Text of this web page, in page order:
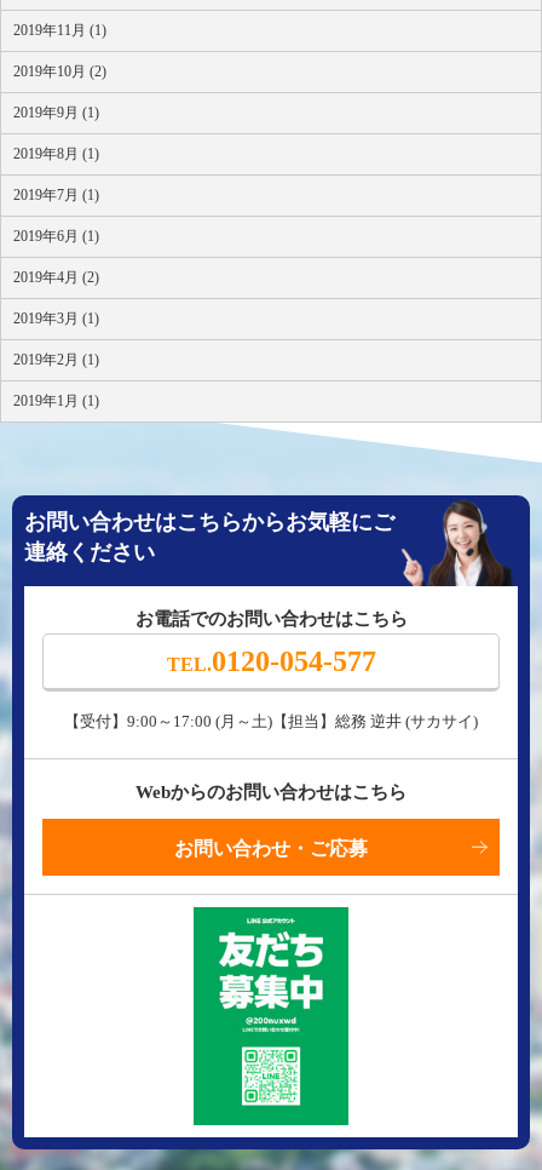
2019年11月 (1)
2019年10月 (2)
2019年9月 (1)
2019年8月 (1)
2019年7月 (1)
2019年6月 (1)
2019年4月 (2)
2019年3月 (1)
2019年2月 (1)
2019年1月 (1)
お問い合わせはこちらからお気軽にご
連絡ください
お電話でのお問い合わせはこちら
TEL.0120-054-577
【受付】9:00～17:00 (月～土)【担当】総務 逆井 (サカサイ)
Webからのお問い合わせはこちら
お問い合わせ・ご応募